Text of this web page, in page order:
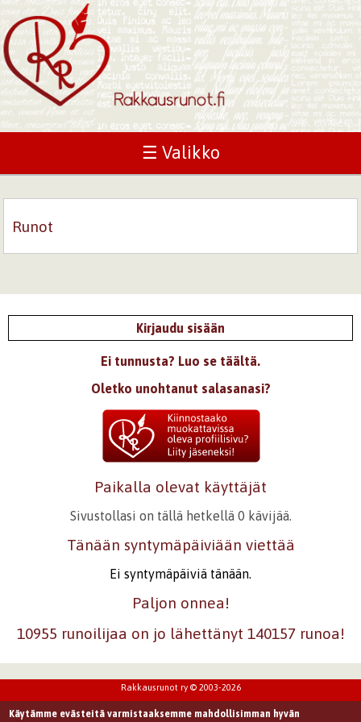
☰ Valikko
Runot
Kirjaudu sisään
Ei tunnusta? Luo se täältä.
Oletko unohtanut salasanasi?
Paikalla olevat käyttäjät
Sivustollasi on tällä hetkellä 0 kävijää.
Tänään syntymäpäiviään viettää
Ei syntymäpäiviä tänään.
Paljon onnea!
10955 runoilijaa on jo lähettänyt 140157 runoa!
Rakkausrunot ry © 2003-2026
Käytämme evästeitä varmistaaksemme mahdollisimman hyvän